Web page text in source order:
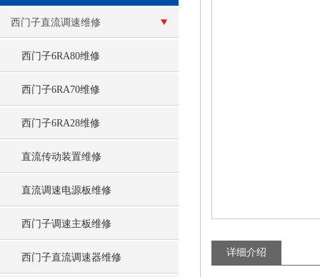
西门子直流调速维修
西门子6RA80维修
西门子6RA70维修
西门子6RA28维修
直流传动装置维修
直流调速电源板维修
西门子调速主板维修
西门子直流调速器维修 详细介绍